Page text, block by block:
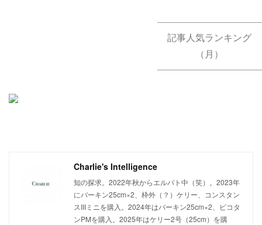
記事人気ランキング
（月）
Charlie's Intelligence
知の探求。2022年秋からエルパト中（笑）。2023年
にバーキン25cm×2、枠外（？）ケリー、コンスタン
スIIIミニを購入。2024年はバーキン25cm×2、ピコタ
ンPMを購入。2025年はケリー2号（25cm）を購